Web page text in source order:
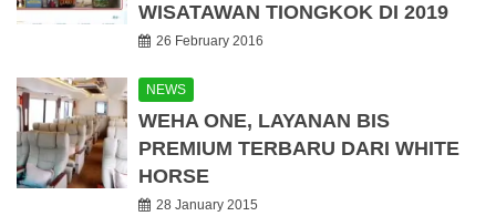
WISATAWAN TIONGKOK DI 2019
26 February 2016
NEWS
WEHA ONE, LAYANAN BIS
PREMIUM TERBARU DARI WHITE
HORSE
28 January 2015